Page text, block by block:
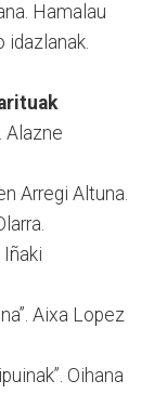
Hamalau
idazlanak.
Alazne
Arregi Altuna.
Iñaki
Aixa Lopez
Oihana